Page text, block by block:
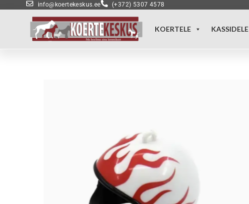
info@koertekeskus.ee (+372) 5307 4578
KOERTELE KASSIDELE